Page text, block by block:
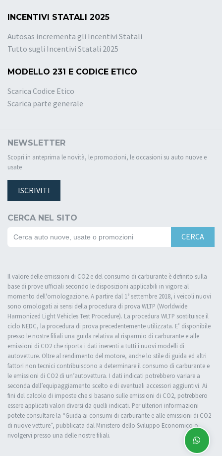
INCENTIVI STATALI 2025
Autosas incrementa gli Incentivi Statali
Tutto sugli Incentivi Statali 2025
MODELLO 231 E CODICE ETICO
Scarica Codice Etico
Scarica parte generale
NEWSLETTER
Scopri in anteprima le novità, le promozioni, le occasioni su auto nuove e
usate
ISCRIVITI
CERCA NEL SITO
CERCA
Il valore delle emissioni di CO2 e del consumo di carburante è definito sulla
base di prove ufficiali secondo le disposizioni applicabili in vigore al
momento dell'omologazione. A partire dal 1° settembre 2018, i veicoli nuovi
sono omologati ai sensi della procedura di prova WLTP (Worldwide
Harmonized Light Vehicles Test Procedure). La procedura WLTP sostituisce il
ciclo NEDC, la procedura di prova precedentemente utilizzata. E’ disponibile
presso le nostre filiali una guida relativa al risparmio di carburante e alle
emissioni di CO2 che riporta i dati inerenti a tutti i nuovi modelli di
autovetture. Oltre al rendimento del motore, anche lo stile di guida ed altri
fattori non tecnici contribuiscono a determinare il consumo di carburante e
le emissioni di CO2 di un’autovettura. I dati indicati potrebbero variare a
seconda dell’equipaggiamento scelto e di eventuali accessori aggiuntivi. Ai
fini del calcolo di imposte che si basano sulle emissioni di CO2, potrebbero
essere applicati valori diversi da quelli indicati. Per ulteriori informazioni
potete consultare la “Guida ai consumi di carburante e alle emissioni di CO2
di nuove vetture”, pubblicata dal Ministero dello Sviluppo Economico o
rivolgervi presso una delle nostre filiali.